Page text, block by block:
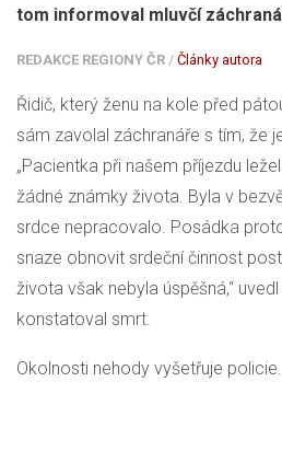
tom informoval mluvčí
REDAKCE REGIONY ČR / Články autora
Řidič, který ženu na kole před
sám zavolal záchranáře s tím, že
„Pacientka při našem příjezdu
žádné známky života. Byla v
srdce nepracovalo. Posádka
snaze obnovit srdeční činnost
života však nebyla úspěšná,“
konstatoval smrt.
Okolnosti nehody vyšetřuje policie.